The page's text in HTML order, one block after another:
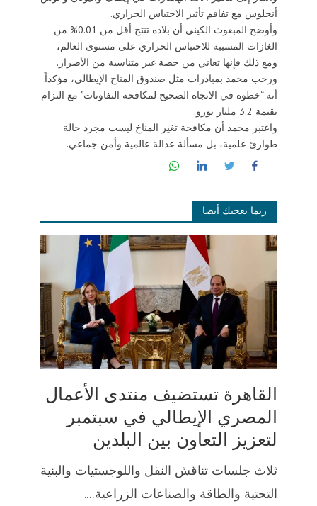
أنجلوس مع تفاقم تأثير الاحتباس الحراري.
وأوضح المبعوث الكيني أن بلاده تنتج أقل من 0.01% من
الغازات المسببة للاحتباس الحراري على مستوى العالم،
ومع ذلك فإنها تعاني من حصة غير متناسبة من الأضرار.
ورحب محمد بمبادرات مثل صندوق المناخ الإيطالي، مؤكداً
أنه “خطوة في الاتجاه الصحيح لمكافحة التفاوتات” مع التزام
بقيمة 3.2 مليار يورو.
واعتبر محمد أن مكافحة تغير المناخ ليست مجرد حالة
طوارئ علمية، بل مسألة عدالة عالمية وأمن جماعي.
ربما يعجبك أيضا
القاهرة تستضيف منتدى الأعمال
المصري الإيطالي في سبتمبر
لتعزيز التعاون بين البلدين
ثلاث جلسات تناقش النقل واللوجستيات والبنية
التحتية والطاقة والصناعات الزراعية....